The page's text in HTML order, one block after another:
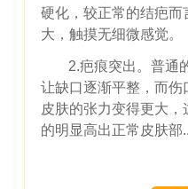
硬化，较正常的结疤
大，触摸无细微感觉。
2.疤痕突出。普通
让缺口逐渐平整，而
皮肤的张力变得更大
的明显高出正常皮肤部